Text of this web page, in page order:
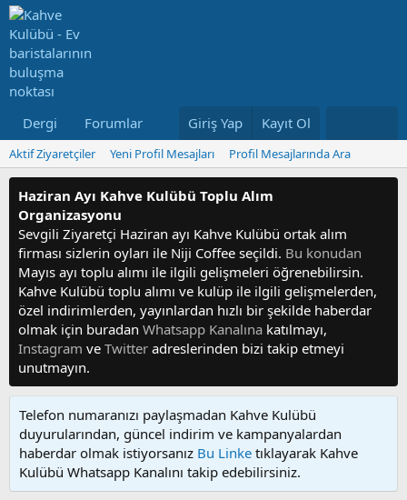
Dergi Forumlar Neler Yeni Kullanıcılar
Giriş Yap Kayıt Ol
Aktif Ziyaretçiler Yeni Profil Mesajları Profil Mesajlarında Ara
Haziran Ayı Kahve Kulübü Toplu Alım
Organizasyonu
Sevgili Ziyaretçi Haziran ayı Kahve Kulübü ortak alım
firması sizlerin oyları ile Niji Coffee seçildi. Bu konudan
Mayıs ayı toplu alımı ile ilgili gelişmeleri öğrenebilirsin.
Kahve Kulübü toplu alımı ve kulüp ile ilgili gelişmelerden,
özel indirimlerden, yayınlardan hızlı bir şekilde haberdar
olmak için buradan Whatsapp Kanalına katılmayı,
Instagram ve Twitter adreslerinden bizi takip etmeyi
unutmayın.
Telefon numaranızı paylaşmadan Kahve Kulübü
duyurularından, güncel indirim ve kampanyalardan
haberdar olmak istiyorsanız Bu Linke tıklayarak Kahve
Kulübü Whatsapp Kanalını takip edebilirsiniz.